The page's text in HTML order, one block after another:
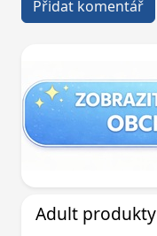
Adult produkty